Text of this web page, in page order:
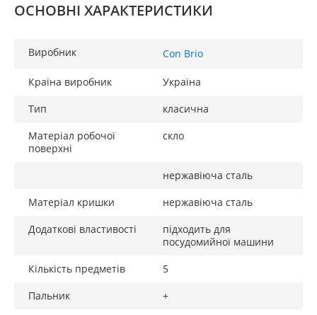
ОСНОВНІ ХАРАКТЕРИСТИКИ
Виробник Con Brio
Країна виробник
Україна
Тип
класична
Матеріал робочої
поверхні
скло
нержавіюча сталь
Матеріал кришки
нержавіюча сталь
Додаткові властивості
підходить для
посудомийної машини
Кількість предметів
5
Пальник
+